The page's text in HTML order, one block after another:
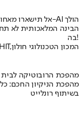
אל תישארו מאחור – בואו לגלות לאן ה-AI הולך
הבינה המלאכותית לא
בה!
בשיתוף HIT,המכון הטכנולוגי חולון
מהפכת הרובוטיקה לבית
מהפכת הניקיון החכם:
בשיתוף רונלייט